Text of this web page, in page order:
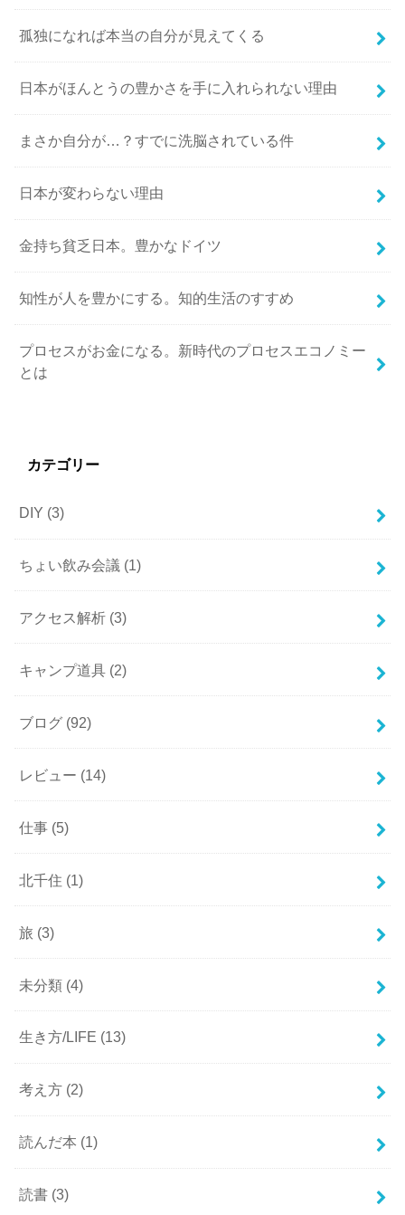
孤独になれば本当の自分が見えてくる
日本がほんとうの豊かさを手に入れられない理由
まさか自分が…？すでに洗脳されている件
日本が変わらない理由
金持ち貧乏日本。豊かなドイツ
知性が人を豊かにする。知的生活のすすめ
プロセスがお金になる。新時代のプロセスエコノミー
とは
カテゴリー
DIY (3)
ちょい飲み会議 (1)
アクセス解析 (3)
キャンプ道具 (2)
ブログ (92)
レビュー (14)
仕事 (5)
北千住 (1)
旅 (3)
未分類 (4)
生き方/LIFE (13)
考え方 (2)
読んだ本 (1)
読書 (3)